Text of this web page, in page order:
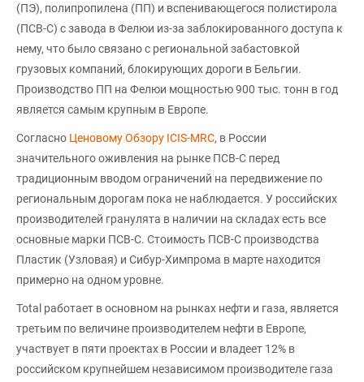
(ПЭ), полипропилена (ПП) и вспенивающегося полистирола
(ПСВ-С) с завода в Фелюи из-за заблокированного доступа к
нему, что было связано с региональной забастовкой
грузовых компаний, блокирующих дороги в Бельгии.
Производство ПП на Фелюи мощностью 900 тыс. тонн в год
является самым крупным в Европе.
Согласно Ценовому Обзору ICIS-MRC, в России
значительного оживления на рынке ПСВ-С перед
традиционным вводом ограничений на передвижение по
региональным дорогам пока не наблюдается. У российских
производителей гранулята в наличии на складах есть все
основные марки ПСВ-С. Стоимость ПСВ-С производства
Пластик (Узловая) и Сибур-Химпрома в марте находится
примерно на одном уровне.
Total работает в основном на рынках нефти и газа, является
третьим по величине производителем нефти в Европе,
участвует в пяти проектах в России и владеет 12% в
российском крупнейшем независимом производителе газа